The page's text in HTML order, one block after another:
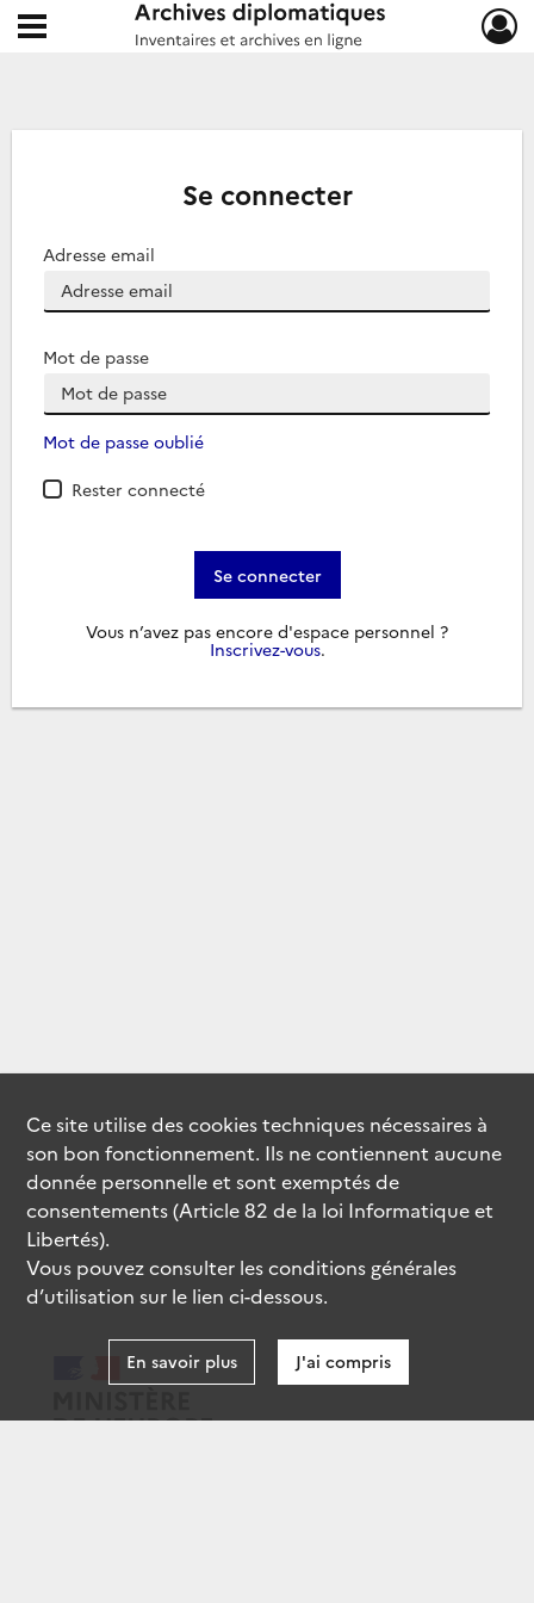
Archives diplomatiques
Ouvrir le menu déroulant
Se connecter
Adresse email
Mot de passe
Mot de passe oublié
Rester connecté
Se connecter
Vous n’avez pas encore d'espace personnel ?
Inscrivez-vous.
Ce site utilise descookiestechniques nécessaires à
son bon fonctionnement. Ils ne contiennent aucune
donnée personnelle et sont exemptés de
consentements (Article 82 de la loi Informatique et
Libertés).
Vous pouvez consulter les conditions générales
d’utilisation sur le lien ci-dessous.
En savoir plus J'ai compris